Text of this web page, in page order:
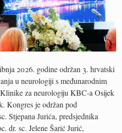
2026. godine održan 3. hrvatski
u neurologiji s međunarodnim
za neurologiju KBC-a Osijek
Kongres je održan pod
Stjepana Jurića, predsjednika
dr. sc. Jelene Šarić Jurić,